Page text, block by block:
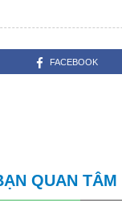
FACEBOOK
QUAN TÂM